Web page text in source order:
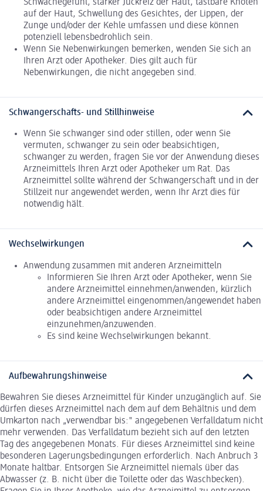
Schwächegefühl, starker Juckreiz der Haut, tastbare Knoten
auf der Haut, Schwellung des Gesichtes, der Lippen, der
Zunge und/oder der Kehle umfassen und diese können
potenziell lebensbedrohlich sein.
Wenn Sie Nebenwirkungen bemerken, wenden Sie sich an
Ihren Arzt oder Apotheker. Dies gilt auch für
Nebenwirkungen, die nicht angegeben sind.
Schwangerschafts- und Stillhinweise
Wenn Sie schwanger sind oder stillen, oder wenn Sie
vermuten, schwanger zu sein oder beabsichtigen,
schwanger zu werden, fragen Sie vor der Anwendung dieses
Arzneimittels Ihren Arzt oder Apotheker um Rat. Das
Arzneimittel sollte während der Schwangerschaft und in der
Stillzeit nur angewendet werden, wenn Ihr Arzt dies für
notwendig hält.
Wechselwirkungen
Anwendung zusammen mit anderen Arzneimitteln
Informieren Sie Ihren Arzt oder Apotheker, wenn Sie
andere Arzneimittel einnehmen/anwenden, kürzlich
andere Arzneimittel eingenommen/angewendet haben
oder beabsichtigen andere Arzneimittel
einzunehmen/anzuwenden.
Es sind keine Wechselwirkungen bekannt.
Aufbewahrungshinweise
Bewahren Sie dieses Arzneimittel für Kinder unzugänglich auf. Sie
dürfen dieses Arzneimittel nach dem auf dem Behältnis und dem
Umkarton nach „verwendbar bis:" angegebenen Verfalldatum nicht
mehr verwenden. Das Verfalldatum bezieht sich auf den letzten
Tag des angegebenen Monats. Für dieses Arzneimittel sind keine
besonderen Lagerungsbedingungen erforderlich. Nach Anbruch 3
Monate haltbar. Entsorgen Sie Arzneimittel niemals über das
Abwasser (z. B. nicht über die Toilette oder das Waschbecken).